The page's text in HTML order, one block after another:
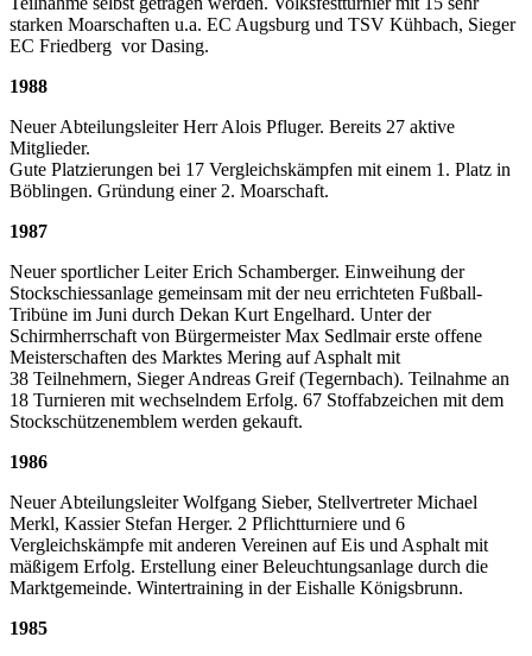
starken Moarschaften u.a. EC Augsburg und TSV Kühbach, Sieger
EC Friedberg vor Dasing.
1988
Neuer Abteilungsleiter Herr Alois Pfluger. Bereits 27 aktive
Mitglieder.
Gute Platzierungen bei 17 Vergleichskämpfen mit einem 1. Platz in
Böblingen. Gründung einer 2. Moarschaft.
1987
Neuer sportlicher Leiter Erich Schamberger. Einweihung der
Stockschiessanlage gemeinsam mit der neu errichteten Fußball-
Tribüne im Juni durch Dekan Kurt Engelhard. Unter der
Schirmherrschaft von Bürgermeister Max Sedlmair erste offene
Meisterschaften des Marktes Mering auf Asphalt mit
38 Teilnehmern, Sieger Andreas Greif (Tegernbach). Teilnahme an
18 Turnieren mit wechselndem Erfolg. 67 Stoffabzeichen mit dem
Stockschützenemblem werden gekauft.
1986
Neuer Abteilungsleiter Wolfgang Sieber, Stellvertreter Michael
Merkl, Kassier Stefan Herger. 2 Pflichtturniere und 6
Vergleichskämpfe mit anderen Vereinen auf Eis und Asphalt mit
mäßigem Erfolg. Erstellung einer Beleuchtungsanlage durch die
Marktgemeinde. Wintertraining in der Eishalle Königsbrunn.
1985